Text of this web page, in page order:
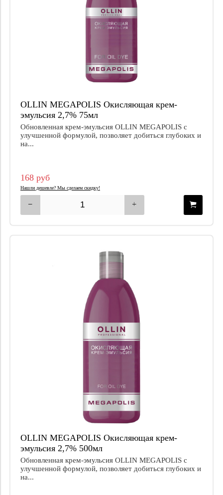
OLLIN MEGAPOLIS Окисляющая крем-
эмульсия 2,7% 75мл
Обновленная крем-эмульсия OLLIN MEGAPOLIS с
улучшенной формулой, позволяет добиться глубоких и
на...
168 руб
Нашли дешевле? Мы сделаем скидку!
OLLIN MEGAPOLIS Окисляющая крем-
эмульсия 2,7% 500мл
Обновленная крем-эмульсия OLLIN MEGAPOLIS с
улучшенной формулой, позволяет добиться глубоких и
на...